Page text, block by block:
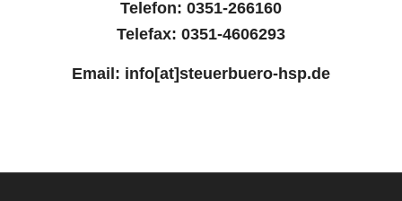
Telefon: 0351-266160
Telefax: 0351-4606293
Email: info[at]steuerbuero-hsp.de